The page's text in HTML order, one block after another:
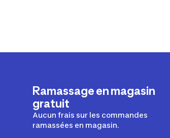
Ramassage en magasin
gratuit
Aucun frais sur les commandes
ramassées en magasin.